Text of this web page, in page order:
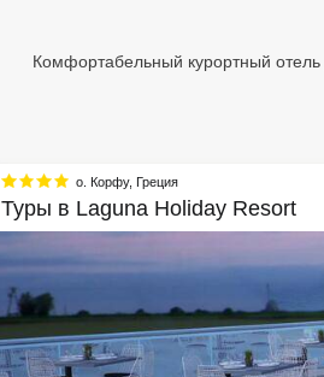
Комфортабельный курортный
о. Корфу, Греция
Туры в Laguna Holiday Resort